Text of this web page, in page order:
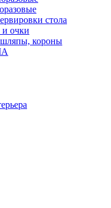
стола
очки
короны